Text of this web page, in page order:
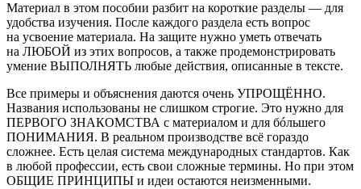
Материал в этом пособии разбит на короткие разделы — для
удобства изучения. После каждого раздела есть вопрос
на усвоение материала. На защите нужно уметь отвечать
на ЛЮБОЙ из этих вопросов, а также продемонстрировать
умение ВЫПОЛНЯТЬ любые действия, описанные в тексте.
Все примеры и объяснения даются очень УПРОЩЁННО.
Названия использованы не слишком строгие. Это нужно для
ПЕРВОГО ЗНАКОМСТВА с материалом и для бóльшего
ПОНИМАНИЯ. В реальном производстве всё гораздо
сложнее. Есть целая система международных стандартов. Как
в любой профессии, есть свои сложные термины. Но при этом
ОБЩИЕ ПРИНЦИПЫ и идеи остаются неизменными.